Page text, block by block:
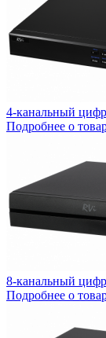
4-канальный
Подробнее о
8-канальный
Подробнее о